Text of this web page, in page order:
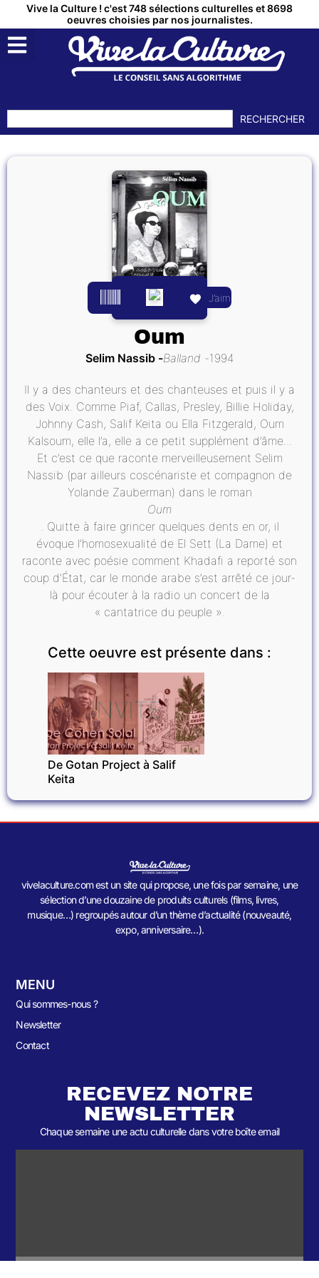
Vive la Culture ! c'est 748 sélections culturelles et 8698
oeuvres choisies par nos journalistes.
RECHERCHER
J’aime
Oum
Selim Nassib Balland 1994
Il y a des chanteurs et des chanteuses et puis il y a
des Voix. Comme Piaf, Callas, Presley, Billie Holiday,
Johnny Cash, Salif Keita ou Ella Fitzgerald, Oum
Kalsoum, elle l’a, elle a ce petit supplément d’âme...
Et c’est ce que raconte merveilleusement Selim
Nassib (par ailleurs coscénariste et compagnon de
Yolande Zauberman) dans le roman
Oum
. Quitte à faire grincer quelques dents en or, il
évoque l’homosexualité de El Sett (La Dame) et
raconte avec poésie comment Khadafi a reporté son
coup d’État, car le monde arabe s’est arrêté ce jour-
là pour écouter à la radio un concert de la
« cantatrice du peuple ».
Cette oeuvre est présente dans :
INVITÉ
De Gotan Project à Salif
Keita
vivelaculture.com est un site qui propose, une fois par semaine, une
sélection d’une douzaine de produits culturels (films, livres,
musique…) regroupés autour d’un thème d’actualité (nouveauté,
expo, anniversaire…).
MENU
Qui sommes-nous ?
Newsletter
Contact
RECEVEZ NOTRE
NEWSLETTER
Chaque semaine une actu culturelle dans votre boîte email